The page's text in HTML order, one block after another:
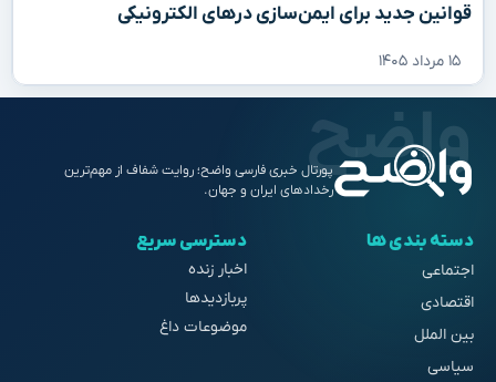
قوانین جدید برای ایمن‌سازی درهای الکترونیکی
۱۵ مرداد ۱۴۰۵
پورتال خبری فارسی واضح؛ روایت شفاف از مهم‌ترین
رخدادهای ایران و جهان.
دسته بندی ها
اجتماعی
اقتصادی
بین الملل
سیاسی
دسترسی سریع
اخبار زنده
پربازدیدها
موضوعات داغ